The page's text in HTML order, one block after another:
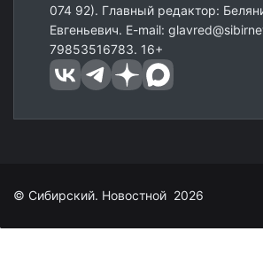
074 92). Главный редактор:
Евгеньевич. E-mail:
79853516783. 16+
© Сибирский. Новостной 2026